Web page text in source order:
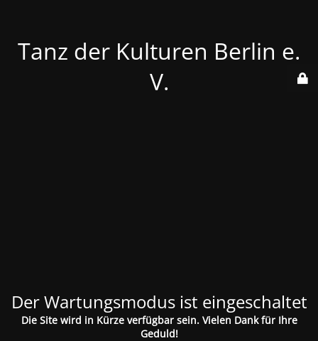
Tanz der Kulturen Berlin e.
V.
Der Wartungsmodus ist eingeschaltet
Die Site wird in Kürze verfügbar sein. Vielen Dank für Ihre
Geduld!